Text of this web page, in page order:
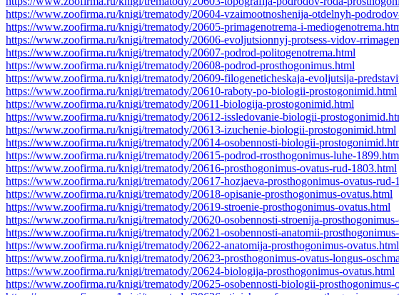
https://www.zoofirma.ru/knigi/trematody/20604-vzaimootnoshenija-otdelnyh-
https://www.zoofirma.ru/knigi/trematody/20605-primagenotrema-i-
https://www.zoofirma.ru/knigi/trematody/20606-evoljutsionnyj-protsess-vidov-
https://www.zoofirma.ru/knigi/trematody/20607-podrod-politogenotrema.html
https://www.zoofirma.ru/knigi/trematody/20608-podrod-prosthogonimus.html
https://www.zoofirma.ru/knigi/trematody/20609-filogeneticheskaja-evoljutsija-
https://www.zoofirma.ru/knigi/trematody/20610-raboty-po-biologii-prostogonimid.html
https://www.zoofirma.ru/knigi/trematody/20611-biologija-prostogonimid.html
https://www.zoofirma.ru/knigi/trematody/20612-issledovanie-biologii-
https://www.zoofirma.ru/knigi/trematody/20613-izuchenie-biologii-prostogonimid.html
https://www.zoofirma.ru/knigi/trematody/20614-osobennosti-biologii-
https://www.zoofirma.ru/knigi/trematody/20615-podrod-rrosthogonimus-luhe-
https://www.zoofirma.ru/knigi/trematody/20616-prosthogonimus-ovatus-rud-1803.html
https://www.zoofirma.ru/knigi/trematody/20617-hozjaeva-prosthogonimus-ovatus-rud-
https://www.zoofirma.ru/knigi/trematody/20618-opisanie-prosthogonimus-ovatus.html
https://www.zoofirma.ru/knigi/trematody/20619-stroenie-prosthogonimus-ovatus.html
https://www.zoofirma.ru/knigi/trematody/20620-osobennosti-stroenija-
https://www.zoofirma.ru/knigi/trematody/20621-osobennosti-anatomii-
https://www.zoofirma.ru/knigi/trematody/20622-anatomija-prosthogonimus-ovatus.html
https://www.zoofirma.ru/knigi/trematody/20623-prosthogonimus-ovatus-longus-
https://www.zoofirma.ru/knigi/trematody/20624-biologija-prosthogonimus-ovatus.html
https://www.zoofirma.ru/knigi/trematody/20625-osobennosti-biologii-prosthogonimus-